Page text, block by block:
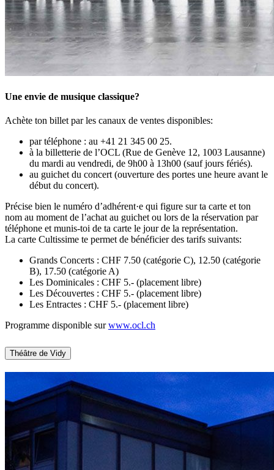
Une envie de musique classique?
Achète ton billet par les canaux de ventes disponibles:
par téléphone : au +41 21 345 00 25.
à la billetterie de l’OCL (Rue de Genève 12, 1003 Lausanne)
du mardi au vendredi, de 9h00 à 13h00 (sauf jours fériés).
au guichet du concert (ouverture des portes une heure avant le
début du concert).
Précise bien le numéro d’adhérent·e qui figure sur ta carte et ton
nom au moment de l’achat au guichet ou lors de la réservation par
téléphone et munis-toi de ta carte le jour de la représentation.
La carte Cultissime te permet de bénéficier des tarifs suivants:
Grands Concerts : CHF 7.50 (catégorie C), 12.50 (catégorie
B), 17.50 (catégorie A)
Les Dominicales : CHF 5.- (placement libre)
Les Découvertes : CHF 5.- (placement libre)
Les Entractes : CHF 5.- (placement libre)
Programme disponible surwww.ocl.ch​​​​​​​
Théâtre de Vidy